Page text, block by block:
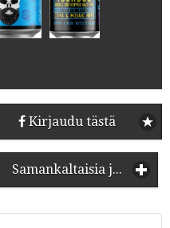
Kirjaudu tästä
Samankaltaisia juomia